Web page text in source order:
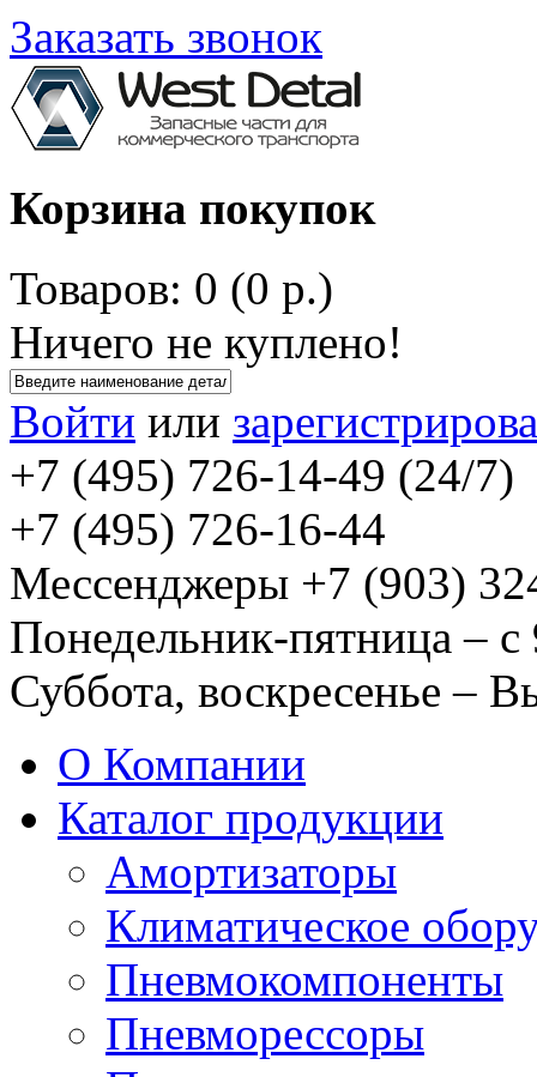
Заказать звонок
Корзина покупок
Товаров: 0 (0 р.)
Ничего не куплено!
Войти или
+7 (495) 726-14-49 (24/7)
+7 (495) 726-16-44
Мессенджеры +7 (903)
Понедельник-пятница –
Суббота, воскресенье –
О Компании
Каталог продукции
Амортизаторы
Климатическое
Пневмокомпоненты
Пневморессоры